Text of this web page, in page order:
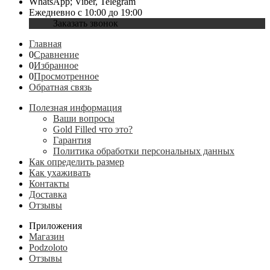
Ежедневно с 10:00 до 19:00
Заказать звонок
Главная
0Сравнение
0Избранное
0Просмотренное
Обратная связь
Полезная информация
Ваши вопросы
Gold Filled что это?
Гарантия
Политика обработки персональных данных
Как определить размер
Как ухаживать
Контакты
Доставка
Отзывы
Приложения
Магазин
Podzoloto
Отзывы